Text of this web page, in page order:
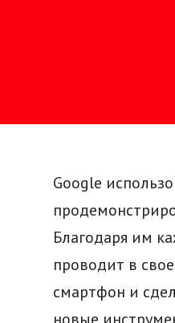
Google
Благодаря им
проводит в
смартфон и